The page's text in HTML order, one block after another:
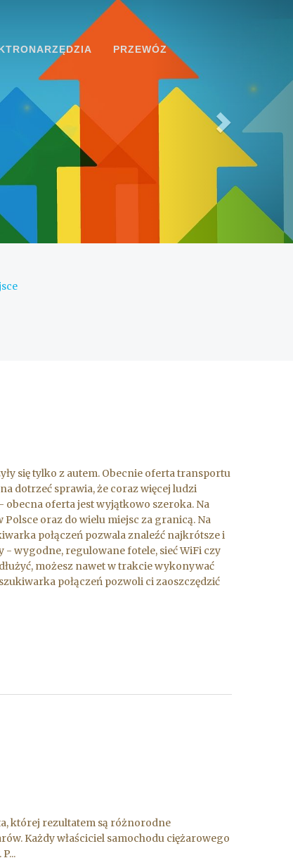
PRZEWÓZ
się tylko z autem. Obecnie oferta transportu
dotrzeć sprawia, że coraz więcej ludzi
obecna oferta jest wyjątkowo szeroka. Na
oraz do wielu miejsc za granicą. Na
połączeń pozwala znaleźć najkrótsze i
wygodne, regulowane fotele, sieć WiFi czy
możesz nawet w trakcie wykonywać
połączeń pozwoli ci zaoszczędzić
której rezultatem są różnorodne
Każdy właściciel samochodu ciężarowego